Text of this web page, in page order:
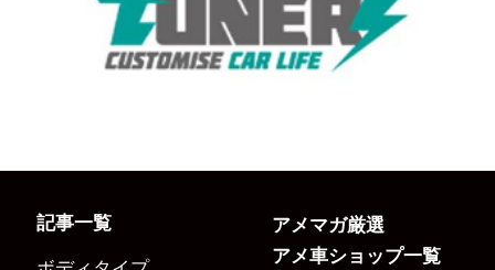
記事一覧
アメマガ厳選
アメ車ショップ一覧